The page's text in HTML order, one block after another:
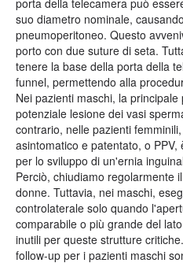
porta della telecamera può
suo diametro nominale,
pneumoperitoneo. Questo
porto con due suture di seta.
tenere la base della porta della
funnel, permettendo alla
Nei pazienti maschi, la
potenziale lesione dei vasi
contrario, nelle pazienti
asintomatico e patentato, o
per lo sviluppo di un'ernia
Perciò, chiudiamo regolarmente
donne. Tuttavia, nei maschi,
controlaterale solo quando
comparabile o più grande del
inutili per queste strutture
follow-up per i pazienti maschi